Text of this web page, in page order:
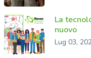
La
nuovo
Lug 03,